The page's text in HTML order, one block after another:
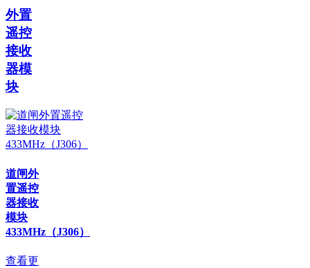
外置
遥控
接收
器模
块
道闸外
置遥控
器接收
模块
433MHz（J306）
查看更